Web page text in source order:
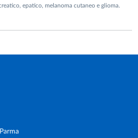
epatico, melanoma cutaneo e glioma.